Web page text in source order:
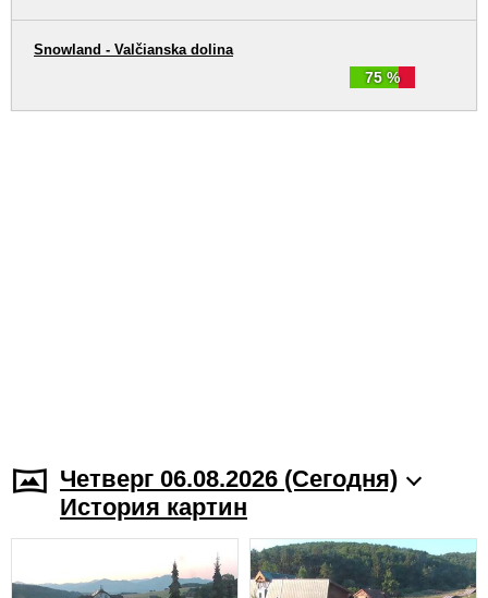
75 %
Snowland - Valčianska dolina
Четверг 06.08.2026 (Cегодня)
История картин